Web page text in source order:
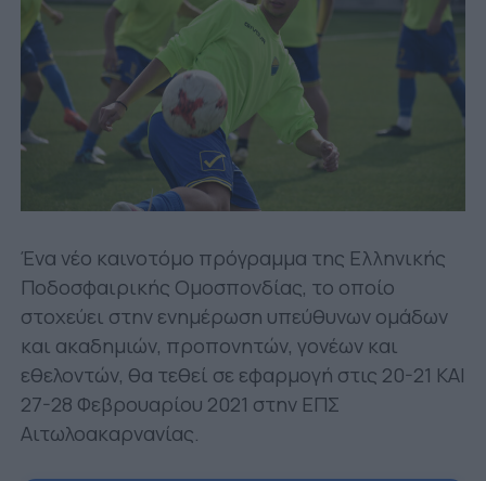
Ένα νέο καινοτόμο πρόγραμμα της Ελληνικής
Ποδοσφαιρικής Ομοσπονδίας, το οποίο
στοχεύει στην ενημέρωση υπεύθυνων ομάδων
και ακαδημιών, προπονητών, γονέων και
εθελοντών, θα τεθεί σε εφαρμογή στις 20-21 KAI
27-28 Φεβρουαρίου 2021 στην ΕΠΣ
Αιτωλοακαρνανίας.